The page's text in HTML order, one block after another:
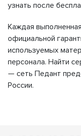
узнать после
Каждая
официальной
используемых
персонала. Найти
— сеть Педант
России.